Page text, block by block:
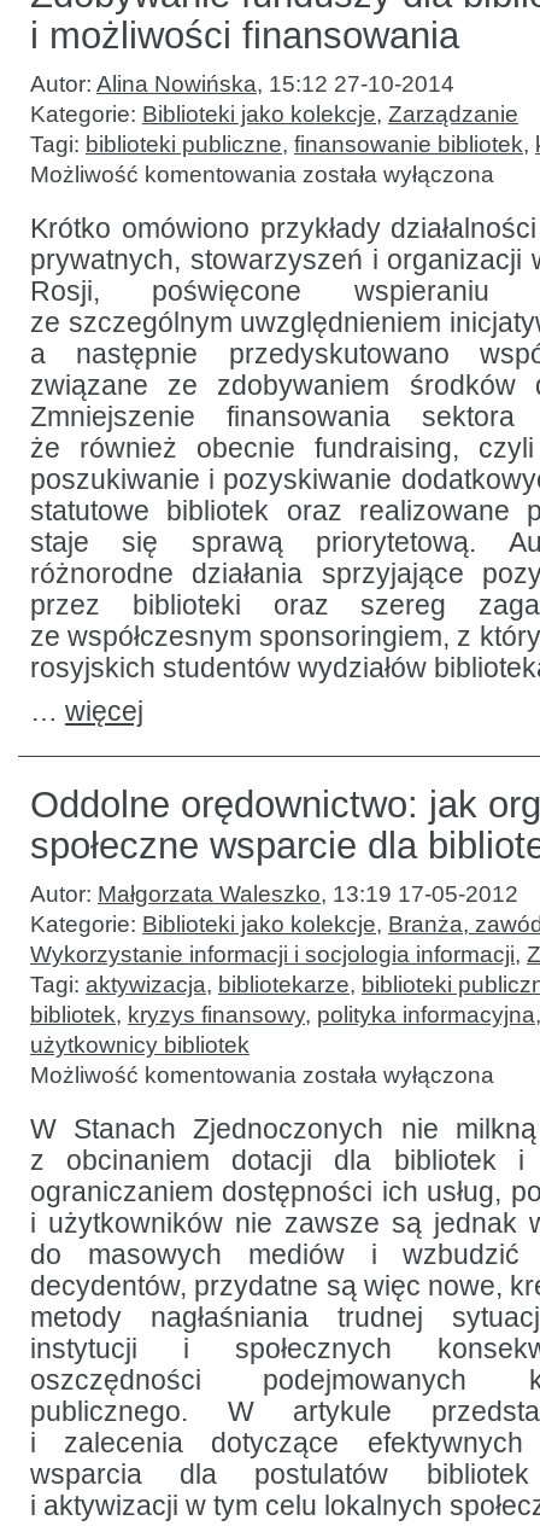
i możliwości finansowania
Autor: Alina Nowińska, 15:12 27-10-2014
Kategorie: Biblioteki jako kolekcje, Zarządzanie
Tagi: biblioteki publiczne, finansowanie bibliotek,
Możliwość komentowania Zdobywanie
funduszy
bibliotek:
źródła
i możliwości
została wyłączona
Krótko omówiono przykłady
prywatnych, stowarzyszeń i organizacji
Rosji, poświęcone wspieraniu
ze szczególnym uwzględnieniem
a następnie przedyskutowano
związane ze zdobywaniem środków
Zmniejszenie finansowania
że również obecnie fundraising,
poszukiwanie i pozyskiwanie
statutowe bibliotek oraz realizowane
staje się sprawą priorytetową.
różnorodne działania sprzyjające
przez biblioteki oraz szereg
ze współczesnym sponsoringiem, z
rosyjskich studentów wydziałów
… więcej
Oddolne orędownictwo: jak
społeczne wsparcie dla
Autor: Małgorzata Waleszko, 13:19 17-05-2012
Kategorie: Biblioteki jako kolekcje, Branża,
Wykorzystanie informacji i socjologia informacji,
Tagi: aktywizacja, bibliotekarze, biblioteki
bibliotek, kryzys finansowy, polityka informacyjna
użytkownicy bibliotek
Możliwość komentowania Oddolne
orędownictwo:
organizować
społeczne
wsparcie
dla
bibliotek
została wyłączona
W Stanach Zjednoczonych nie
z obcinaniem dotacji dla bibliotek
ograniczaniem dostępności ich usług,
i użytkowników nie zawsze są jednak
do masowych mediów i wzbudzić
decydentów, przydatne są więc nowe,
metody nagłaśniania trudnej
instytucji i społecznych
oszczędności podejmowanych
publicznego. W artykule
i zalecenia dotyczące efektywnych
wsparcia dla postulatów
i aktywizacji w tym celu lokalnych